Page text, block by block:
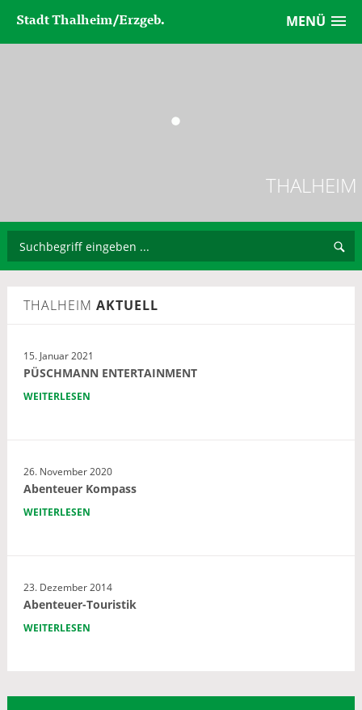
MENÜ
Stadt Thalheim/Erzgeb.
THALHEIM
THALHEIM AKTUELL
15. Januar 2021
PÜSCHMANN ENTERTAINMENT
WEITERLESEN
26. November 2020
Abenteuer Kompass
WEITERLESEN
23. Dezember 2014
Abenteuer-Touristik
WEITERLESEN